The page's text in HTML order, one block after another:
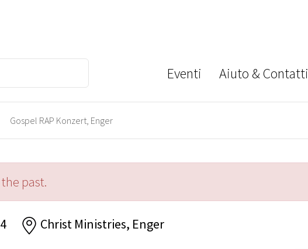
Eventi Aiuto & Contatti
Gospel RAP Konzert, Enger
past.
Christ Ministries, Enger